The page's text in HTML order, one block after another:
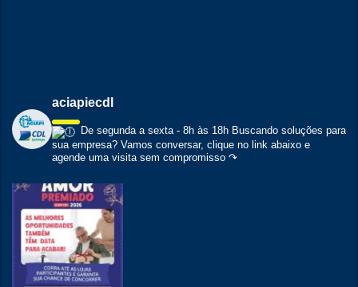
aciapiecdl
De segunda a sexta - 8h às 18h Buscando soluções para
sua empresa? Vamos conversar, clique no link abaixo e
agende uma visita sem compromisso ↷